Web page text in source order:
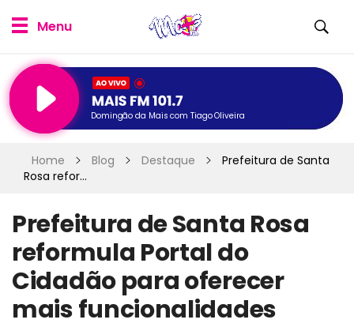
Domingão da Mais com Tiago Oliveira
Home Blog Destaque
Prefeitura de Santa
Rosa refor...
Prefeitura de Santa Rosa
reformula Portal do
Cidadão para oferecer
mais funcionalidades